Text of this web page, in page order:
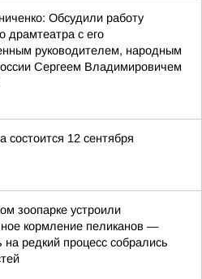
Обсудили работу
драмтеатра с его
руководителем, народным
Сергеем Владимировичем
состоится 12 сентября
зоопарке устроили
кормление пеликанов —
на редкий процесс собрались